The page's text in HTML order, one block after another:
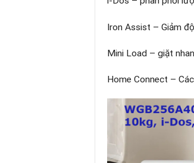
Iron Assist – Giảm
Mini Load – giặt
Home Connect –